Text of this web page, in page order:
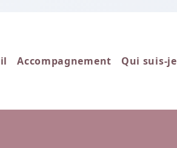
Accompagnement Qui suis-